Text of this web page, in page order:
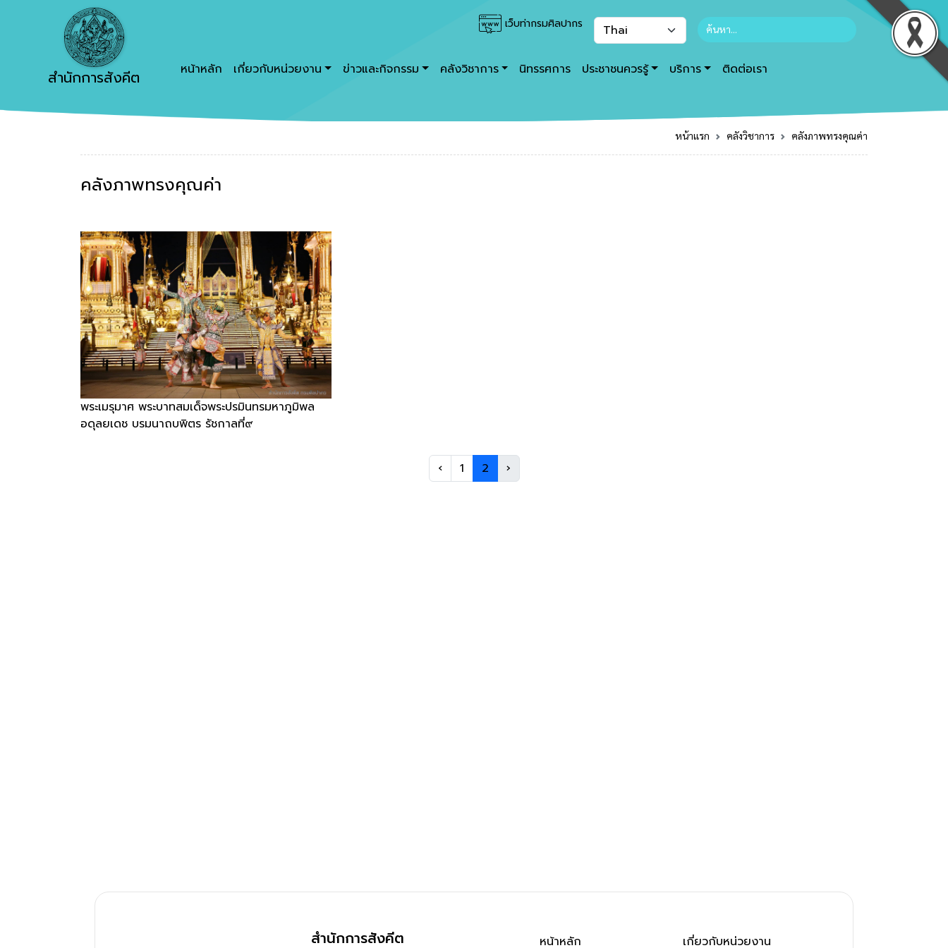
เว็บท่ากรมศิลปากร
สำนักการสังคีต หน้าหลัก เกี่ยวกับหน่วยงาน ข่าวและกิจกรรม คลังวิชาการ นิทรรศการ ประชาชนควรรู้ บริการ ติดต่อเรา
หน้าแรก คลังวิชาการ คลังภาพทรงคุณค่า
คลังภาพทรงคุณค่า
พระเมรุมาศ พระบาทสมเด็จพระปรมินทรมหาภูมิพล
อดุลยเดช บรมนาถบพิตร รัชกาลที่๙
‹ 1 2 ›
สำนักการสังคีต
หน้าหลัก
เกี่ยวกับหน่วยงาน